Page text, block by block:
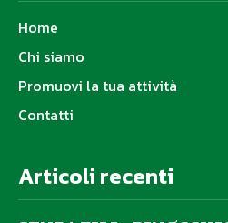
Home
Chi siamo
Promuovi la tua attività
Contatti
Articoli recenti